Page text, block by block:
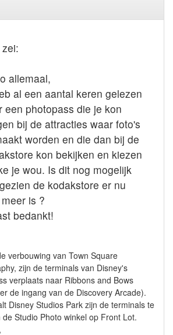
zei:
allemaal,
al een aantal keren gelezen
een photopass die je kon
bij de attracties waar foto's
worden en die dan bij de
kon bekijken en kiezen
je wou. Is dit nog mogelijk
de kodakstore er nu
is ?
bedankt!
verbouwing van Town Square
zijn de terminals van Disney's
verplaats naar Ribbons and Bows
de ingang van de Discovery Arcade).
Disney Studios Park zijn de terminals te
de Studio Photo winkel op Front Lot.